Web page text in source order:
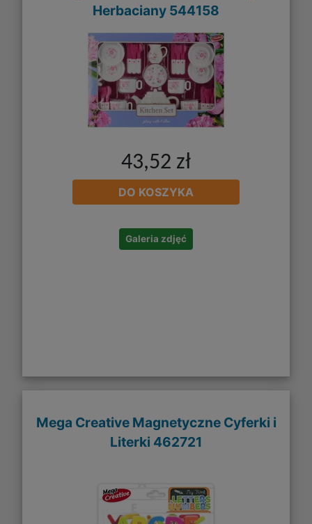
Herbaciany 544158
43,52 zł
DO KOSZYKA
Galeria zdjęć
Mega Creative Magnetyczne Cyferki i
Literki 462721